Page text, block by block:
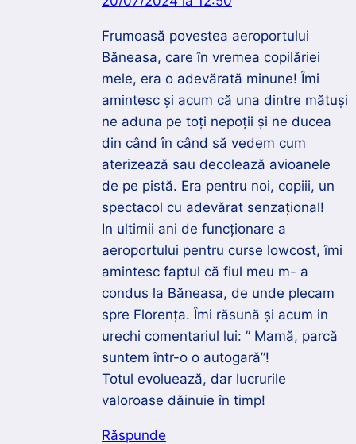
Frumoasă povestea aeroportului
Băneasa, care în vremea copilăriei
mele, era o adevărată minune! Îmi
amintesc și acum că una dintre mătuși
ne aduna pe toți nepoții și ne ducea
din când în când să vedem cum
aterizează sau decolează avioanele
de pe pistă. Era pentru noi, copiii, un
spectacol cu adevărat senzațional!
In ultimii ani de funcționare a
aeroportului pentru curse lowcost, îmi
amintesc faptul că fiul meu m- a
condus la Băneasa, de unde plecam
spre Florența. Îmi răsună și acum in
urechi comentariul lui: ” Mamă, parcă
suntem într-o o autogară”!
Totul evoluează, dar lucrurile
valoroase dăinuie în timp!
Răspunde